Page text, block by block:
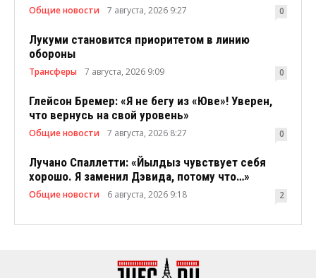
Общие новости 7 августа, 2026 9:27 0
Лукуми становится приоритетом в линию
обороны
Трансферы 7 августа, 2026 9:09 0
Глейсон Бремер: «Я не бегу из «Юве»! Уверен,
что вернусь на свой уровень»
Общие новости 7 августа, 2026 8:27 0
Лучано Спаллетти: «Йылдыз чувствует себя
хорошо. Я заменил Дэвида, потому что…»
Общие новости 6 августа, 2026 9:18 2